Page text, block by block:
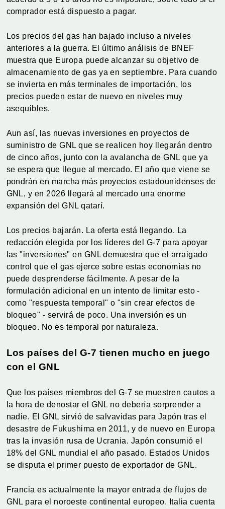
comprador está dispuesto a pagar.
Los precios del gas han bajado incluso a niveles
anteriores a la guerra. El último análisis de BNEF
muestra que Europa puede alcanzar su objetivo de
almacenamiento de gas ya en septiembre. Para cuando
se invierta en más terminales de importación, los
precios pueden estar de nuevo en niveles muy
asequibles.
Aun así, las nuevas inversiones en proyectos de
suministro de GNL que se realicen hoy llegarán dentro
de cinco años, junto con la avalancha de GNL que ya
se espera que llegue al mercado. El año que viene se
pondrán en marcha más proyectos estadounidenses de
GNL, y en 2026 llegará al mercado una enorme
expansión del GNL qatarí.
Los precios bajarán. La oferta está llegando. La
redacción elegida por los líderes del G-7 para apoyar
las "inversiones" en GNL demuestra que el arraigado
control que el gas ejerce sobre estas economías no
puede desprenderse fácilmente. A pesar de la
formulación adicional en un intento de limitar esto -
como "respuesta temporal" o "sin crear efectos de
bloqueo" - servirá de poco. Una inversión es un
bloqueo. No es temporal por naturaleza.
Los países del G-7 tienen mucho en juego
con el GNL
Que los países miembros del G-7 se muestren cautos a
la hora de denostar el GNL no debería sorprender a
nadie. El GNL sirvió de salvavidas para Japón tras el
desastre de Fukushima en 2011, y de nuevo en Europa
tras la invasión rusa de Ucrania. Japón consumió el
18% del GNL mundial el año pasado. Estados Unidos
se disputa el primer puesto de exportador de GNL.
Francia es actualmente la mayor entrada de flujos de
GNL para el noroeste continental europeo. Italia cuenta